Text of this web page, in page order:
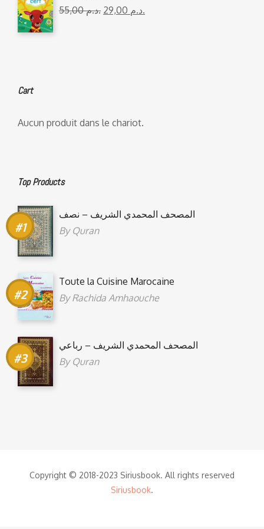
55,00
د.م. 29,00 د.م.
Cart
Aucun produit dans le chariot.
Top Products
المصحف المحمدي الشريف – نصف
By Quran
Toute la Cuisine Marocaine
ByRachida Amhaouche
المصحف المحمدي الشريف – رباعي
By Quran
Copyright © 2018-2023 Siriusbook. All rights reserved
Siriusbook.